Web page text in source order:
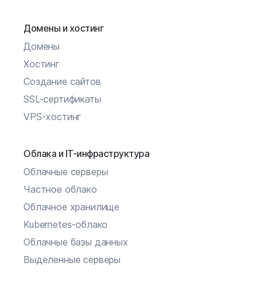
Домены и хостинг
Домены
Хостинг
Создание сайтов
SSL-сертификаты
VPS-хостинг
Облака и IT-инфраструктура
Облачные серверы
Частное облако
Облачное хранилище
Kubernetes-облако
Облачные базы данных
Выделенные серверы